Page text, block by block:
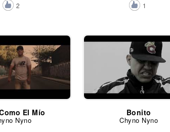
2 1
El Mío
Nyno
Bonito
Chyno Nyno